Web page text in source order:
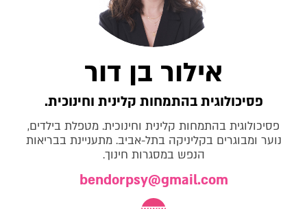
אילור בן דור
פסיכולוגית בהתמחות קלינית וחינוכית.
פסיכולוגית בהתמחות קלינית וחינוכית. מטפלת בילדים,
נוער ומבוגרים בקליניקה בתל-אביב. מתעניינת בבריאות
הנפש במסגרות חינוך.
bendorpsy@gmail.com